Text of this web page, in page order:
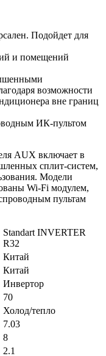
Подойдет для
и помещений
возможности
вне границ
ИК-пультом
AUX включает в
сплит-систем,
Модели
Wi-Fi модулем,
пультам
Standart INVERTER
R32
Китай
Китай
Инвертор
70
Холод/тепло
7.03
8
2.1